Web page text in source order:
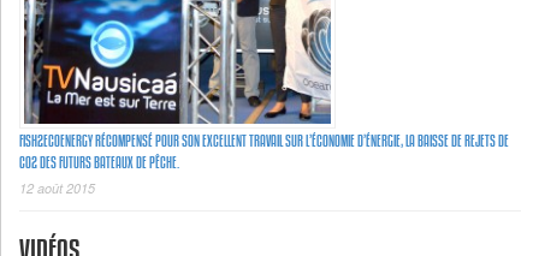
FISH2ECOENERGY RÉCOMPENSÉ POUR SON EXCELLENT TRAVAIL SUR L’ÉCONOMIE D’ÉNERGIE, LA BAISSE DE REJETS DE
C02 DES FUTURS BATEAUX DE PÊCHE.
12 août 2015